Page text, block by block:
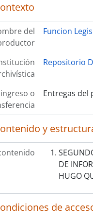
del
Funcion
Repositorio
o
Entregas
y
DE
HUGO
de